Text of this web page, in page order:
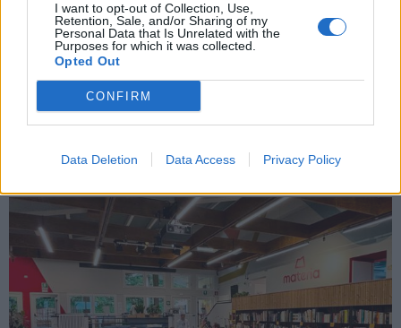
I want to opt-out of Collection, Use,
Retention, Sale, and/or Sharing of my
Personal Data that Is Unrelated with the
Purposes for which it was collected.
Opted Out
CONFIRM
Data Deletion Data Access Privacy Policy
CASTRONNO
Buona la prima per Aperi-sketch: a
Materia ora si disegnano le stelle